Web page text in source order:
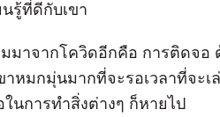
นรู้ที่ดีกับเขา
าจากโควิดอีกคือ การติดจอ
าหมกมุ่นมากที่จะรอเวลาที่จะเ
ในการทำสิ่งต่างๆ ก็หายไป